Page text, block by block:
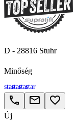
D - 28816 Stuhr
Minőség
starstarstarstar
call email favorite_border
Új